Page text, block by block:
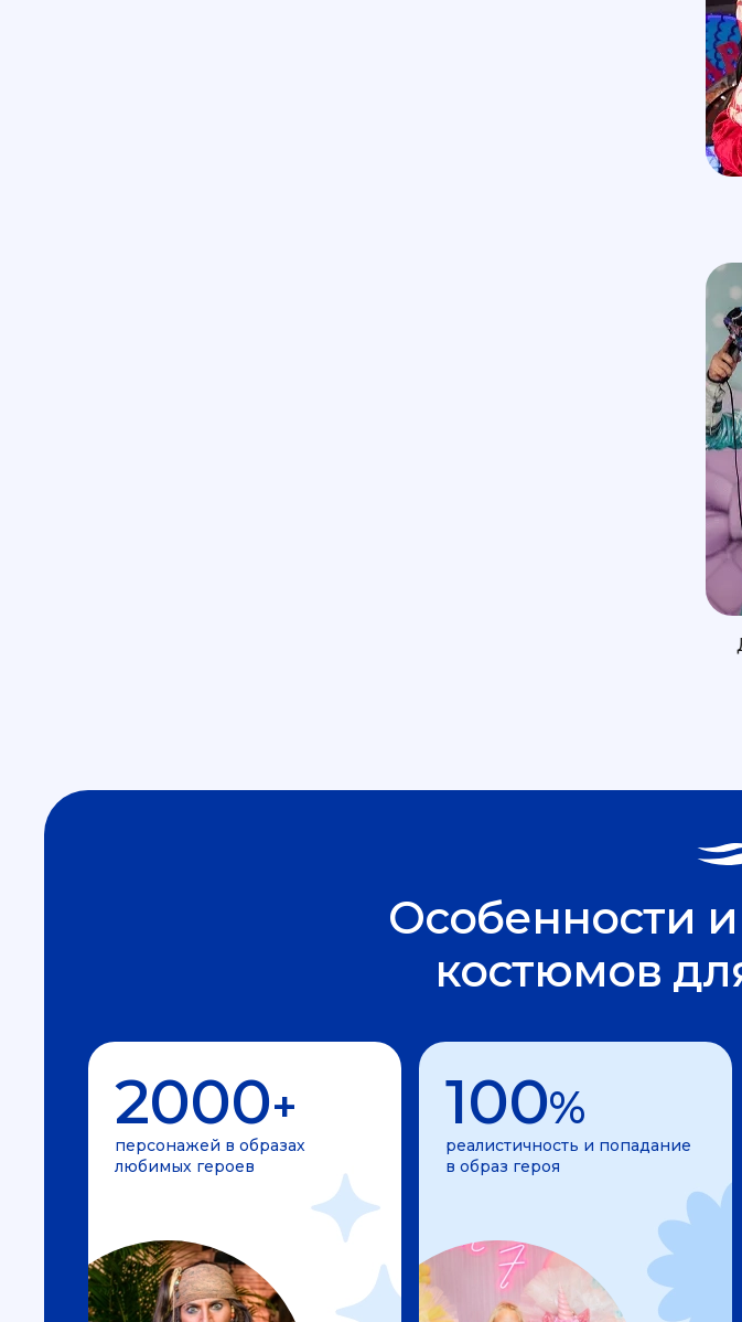
Особенности
костюмов
2000+
персонажей в образах
любимых героев
100%
реалистичность и попадание
в образ героя